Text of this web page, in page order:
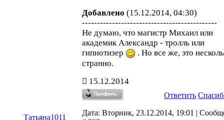
Добавлено (15.12.2014, 04:30)
---------------------------------------------
Не думаю, что магистр Михаил или
академик Александр - тролль или
гипнотизер
. Но все же, это
странно.
15.12.2014
Ответить
Татьяна1011
Дата: Вторник, 23.12.2014, 19:01 |